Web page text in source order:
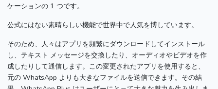
ケーションの 1 つです。
公式にはない素晴らしい機能で世界中で人気を博しています。
そのため、人々はアプリを頻繁にダウンロードしてインストール
し、テキスト メッセージを交換したり、オーディオやビデオを作
成したりして通信します。 この変更されたアプリを使用すると、
元の WhatsApp よりも大きなファイルを送信できます。 その結